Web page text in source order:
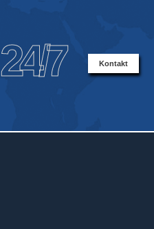
24/7 Kontakt